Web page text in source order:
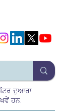
ਦੁਆਰਾ
ਹਨ.